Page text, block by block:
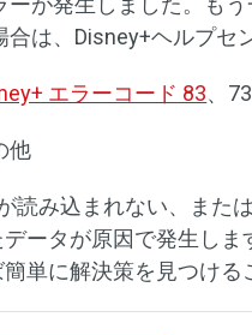
合は、Disney+ヘルプセ
エラーコード 83、
他
読み込まれない、また
ータが原因で発生し
単に解決策を見つける